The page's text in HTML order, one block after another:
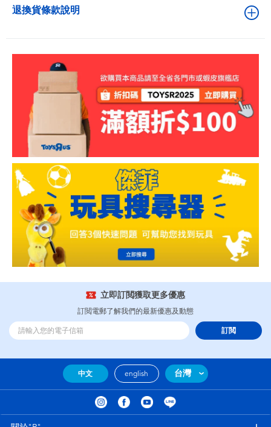
退換貨條款說明
立即訂閲獲取更多優惠
訂閲電郵了解我們的最新優惠及動態
訂閲
中文 english 台灣